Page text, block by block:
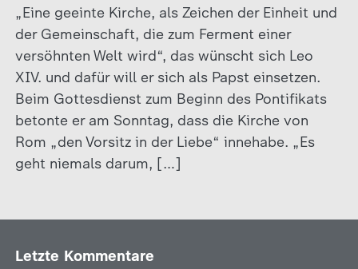
„Eine geeinte Kirche, als Zeichen der Einheit und
der Gemeinschaft, die zum Ferment einer
versöhnten Welt wird“, das wünscht sich Leo
XIV. und dafür will er sich als Papst einsetzen.
Beim Gottesdienst zum Beginn des Pontifikats
betonte er am Sonntag, dass die Kirche von
Rom „den Vorsitz in der Liebe“ innehabe. „Es
geht niemals darum, […]
Letzte Kommentare